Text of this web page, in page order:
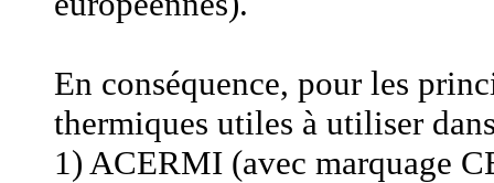
En conséquence, pour les
thermiques utiles à utiliser
1) ACERMI (avec marquage